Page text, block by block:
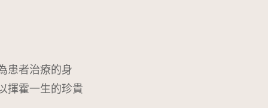
患者治療的身
揮霍一生的珍貴